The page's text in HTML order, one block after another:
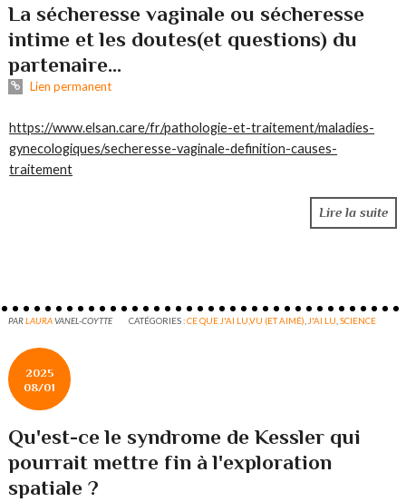
La sécheresse vaginale ou sécheresse
intime et les doutes(et questions) du
partenaire...
Lien permanent
https://www.elsan.care/fr/pathologie-et-traitement/maladies-
gynecologiques/secheresse-vaginale-definition-causes-
traitement
Lire la suite
PARLAURAVANEL-COYTTE CATÉGORIES :CE QUE J'AI LU,VU (ET AIMÉ) J'AI LU ,SCIENCE
2025
08/01
Qu'est-ce le syndrome de Kessler qui
pourrait mettre fin à l'exploration
spatiale ?